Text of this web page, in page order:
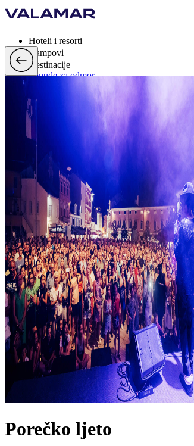
Hoteli i resorti
Kampovi
Destinacije
Ponude za odmor
Valamar Rewards
Brand
Više
hr, EUR
Porečko ljeto